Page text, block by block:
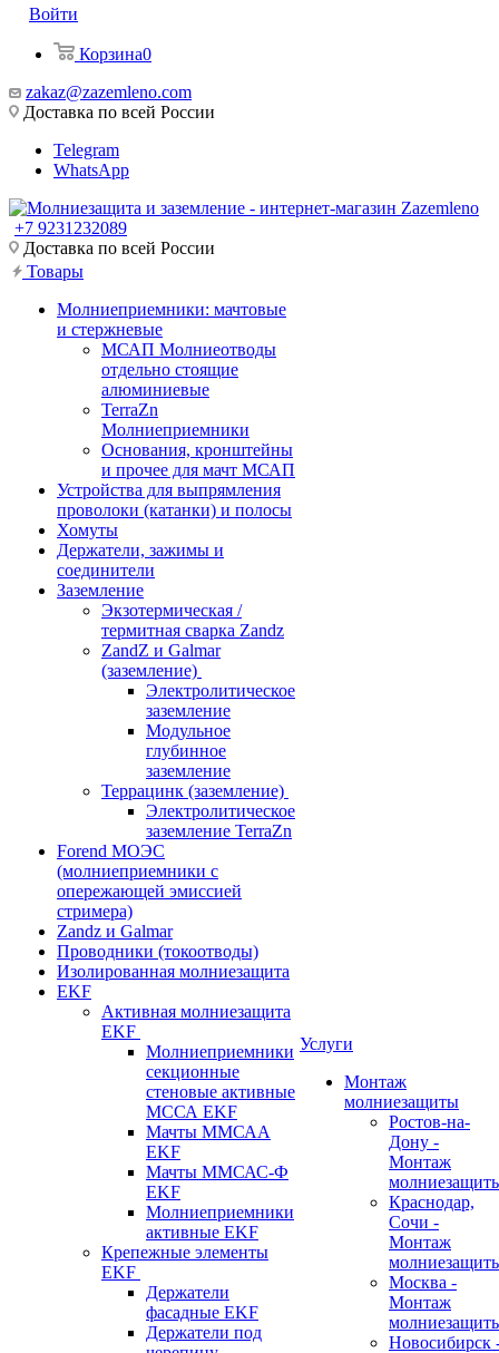
Войти
Корзина0
zakaz@zazemleno.com
Доставка по всей России
Telegram
WhatsApp
+7 9231232089
Доставка по всей России
Товары
Молниеприемники: мачтовые
и стержневые
МСАП Молниеотводы
отдельно стоящие
алюминиевые
TerraZn
Молниеприемники
Основания, кронштейны
и прочее для мачт МСАП
Устройства для выпрямления
проволоки (катанки) и полосы
Хомуты
Держатели, зажимы и
соединители
Заземление
Экзотермическая /
термитная сварка Zandz
ZandZ и Galmar
(заземление)
Электролитическое
заземление
Модульное
глубинное
заземление
Террацинк (заземление)
Электролитическое
заземление TerraZn
Forend МОЭС
(молниеприемники с
опережающей эмиссией
стримера)
Zandz и Galmar
Проводники (токоотводы)
Изолированная молниезащита
EKF
Активная молниезащита
EKF
Молниеприемники
секционные
стеновые активные
МССА EKF
Мачты ММСАА
EKF
Мачты ММСАС-Ф
EKF
Молниеприемники
активные EKF
Крепежные элементы
EKF
Держатели
фасадные EKF
Держатели под
Услуги
Монтаж
молниезащиты
Ростов-на-
Дону -
Монтаж
Краснодар,
Сочи -
Монтаж
Москва -
Монтаж
Новосибирск